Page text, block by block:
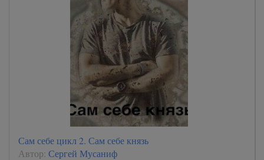
Сам себе цикл 2. Сам себе князь
Автор: Сергей Мусаниф